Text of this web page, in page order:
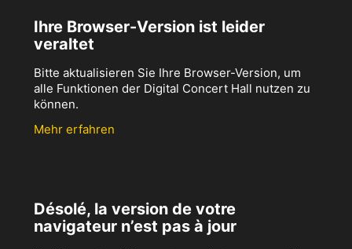
Ihre Browser-Version ist leider
veraltet
Bitte aktualisieren Sie Ihre Browser-Version, um
alle Funktionen der Digital Concert Hall nutzen zu
können.
Mehr erfahren
Désolé, la version de votre
navigateur n’est pas à jour